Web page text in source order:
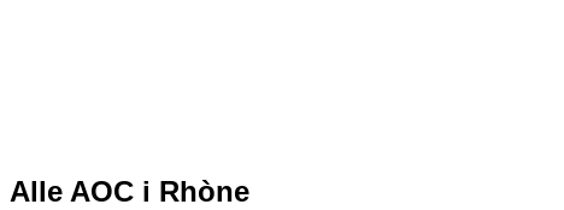
Alle AOC i Rhòne